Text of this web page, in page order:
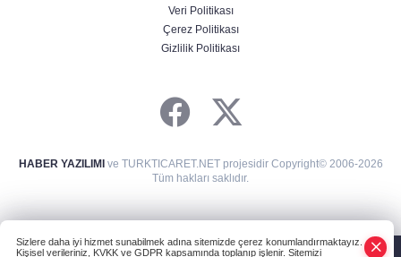
Veri Politikası
Çerez Politikası
Gizlilik Politikası
HABER YAZILIMIve TURKTICARET.NET projesidir Copyright© 2006-2026
Tüm hakları saklıdır.
Sizlere daha iyi hizmet sunabilmek adına sitemizde çerez konumlandırmaktayız.
Kişisel verileriniz, KVKK ve GDPR kapsamında toplanıp işlenir. Sitemizi